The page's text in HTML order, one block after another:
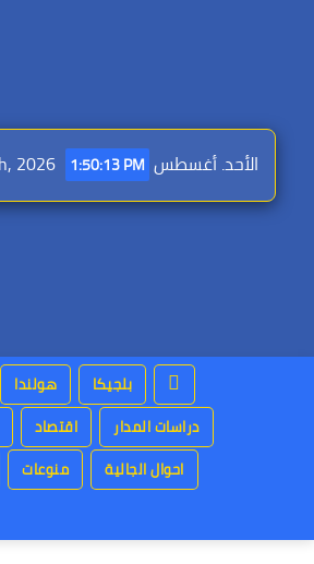
الأحد. أغسطس 9th, 2026 1:50:14 PM
بلجيكا هولندا
دراسات المدار
اقتصاد
احوال الجالية
منوعات